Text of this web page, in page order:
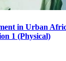
in Urban
1 (Physical)